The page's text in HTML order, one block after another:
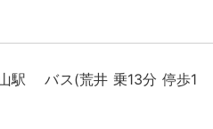
駅
バス(荒井 乗13分 停歩1